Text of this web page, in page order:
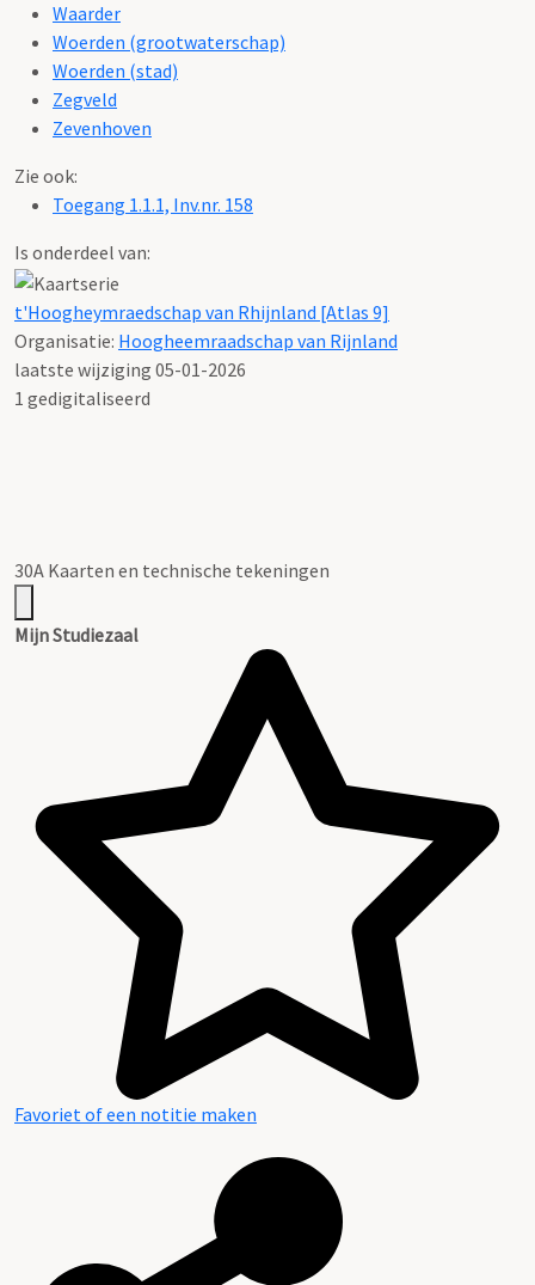
Waarder
Woerden (grootwaterschap)
Woerden (stad)
Zegveld
Zevenhoven
Zie ook:
Toegang 1.1.1, Inv.nr. 158
Is onderdeel van:
t'Hoogheymraedschap van Rhijnland [Atlas 9]
Organisatie: Hoogheemraadschap van Rijnland
laatste wijziging 05-01-2026
1 gedigitaliseerd
30A Kaarten en technische tekeningen
Mijn Studiezaal
Favoriet of een notitie maken